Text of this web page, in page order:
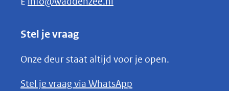
Stel je vraag
Onze deur staat altijd voor je open.
Stel je vraag via WhatsApp